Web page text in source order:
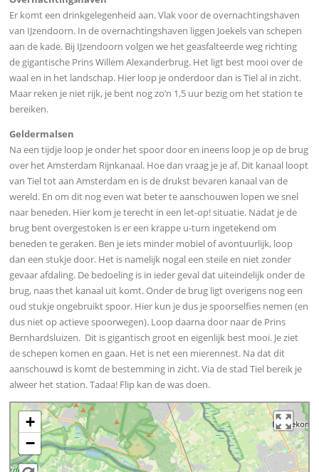
Er komt een drinkgelegenheid aan. Vlak voor de overnachtingshaven
van IJzendoorn. In de overnachtingshaven liggen Joekels van schepen
aan de kade. Bij IJzendoorn volgen we het geasfalteerde weg richting
de gigantische Prins Willem Alexanderbrug. Het ligt best mooi over de
waal en in het landschap. Hier loop je onderdoor dan is Tiel al in zicht.
Maar reken je niet rijk, je bent nog zo’n 1,5 uur bezig om het station te
bereiken.
Geldermalsen
Na een tijdje loop je onder het spoor door en ineens loop je op de brug
over het Amsterdam Rijnkanaal. Hoe dan vraag je je af. Dit kanaal loopt
van Tiel tot aan Amsterdam en is de drukst bevaren kanaal van de
wereld. En om dit nog even wat beter te aanschouwen lopen we snel
naar beneden. Hier kom je terecht in een let-op! situatie. Nadat je de
brug bent overgestoken is er een krappe u-turn ingetekend om
beneden te geraken. Ben je iets minder mobiel of avontuurlijk, loop
dan een stukje door. Het is namelijk nogal een steile en niet zonder
gevaar afdaling. De bedoeling is in ieder geval dat uiteindelijk onder de
brug, naas thet kanaal uit komt. Onder de brug ligt overigens nog een
oud stukje ongebruikt spoor. Hier kun je dus je spoorselfies nemen (en
dus niet op actieve spoorwegen). Loop daarna door naar de Prins
Bernhardsluizen. Dit is gigantisch groot en eigenlijk best mooi. Je ziet
de schepen komen en gaan. Het is net een mierennest. Na dat dit
aanschouwd is komt de bestemming in zicht. Via de stad Tiel bereik je
alweer het station. Tadaa! Flip kan de was doen.
+
−